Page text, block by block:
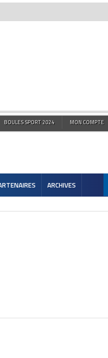
BOULES SPORT 2024 MON COMPTE
ARCHIVES